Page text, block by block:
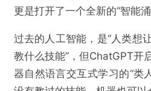
更是打开了一个全新的“智能涌
过去的人工智能，是“人类想
教什么技能”，但ChatGPT开
器自然语言交互式学习的“类